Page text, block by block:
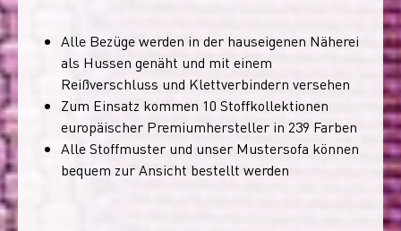
Alle Bezüge werden in der hauseigenen Näherei
als Hussen genäht und mit einem
Reißverschluss und Klettverbindern versehen
Zum Einsatz kommen 10 Stoffkollektionen
europäischer Premiumhersteller in 239 Farben
Alle Stoffmuster und unser Mustersofa können
bequem zur Ansicht bestellt werden